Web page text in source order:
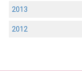
2013
2012